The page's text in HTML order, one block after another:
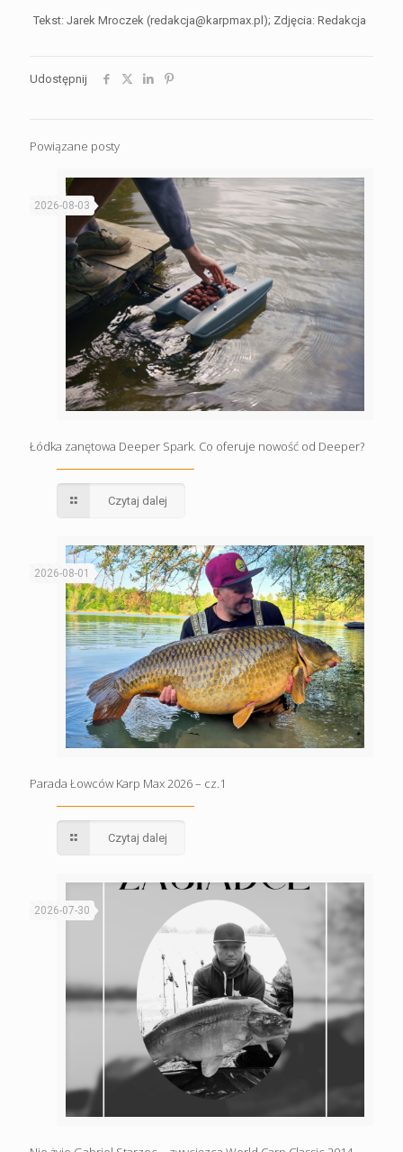
Tekst: Jarek Mroczek (redakcja@karpmax.pl); Zdjęcia: Redakcja
Udostępnij
Powiązane posty
2026-08-03
Łódka zanętowa Deeper Spark. Co oferuje nowość od Deeper?
Czytaj dalej
2026-08-01
Parada Łowców Karp Max 2026 – cz.1
Czytaj dalej
2026-07-30